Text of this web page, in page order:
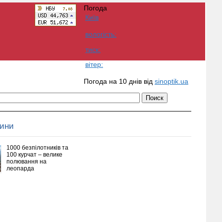
Погода
Київ
вологість:
тиск:
вітер:
Погода на 10 днів від sinoptik.ua
1000 безпілотників та
100 курчат – велике
полювання на
леопарда